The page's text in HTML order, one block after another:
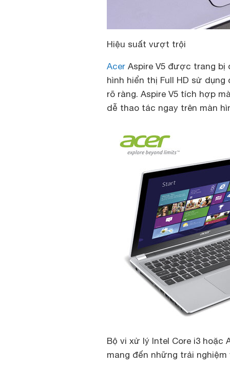
Hiệu suất vượt trội
Acer Aspire V5 được trang bị
hình hiển thị Full HD sử
rõ ràng. Aspire V5 tích hợp
dễ thao tác ngay trên màn
Bộ vi xử lý Intel Core i3
mang đến những trải